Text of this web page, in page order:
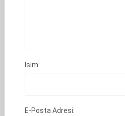
İsim:
E-Posta Adresi: